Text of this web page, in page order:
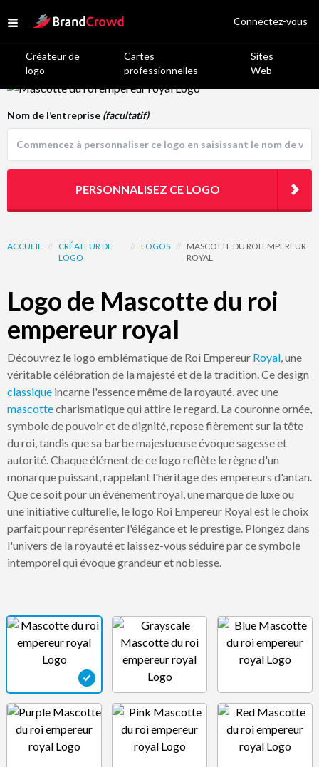
Open menu
Site Logo
Créateur de
logo
Cartes
professionnelles
Sites
Web
Connectez-vous
Logo Template Preview
ACCUEIL // CRÉATEUR DE
LOGO
// LOGOS //
MASCOTTE DU ROI EMPEREUR
ROYAL
Logo de Mascotte du roi
empereur royal
Découvrez le logo emblématique de Roi Empereur Royal, une
véritable célébration de la majesté et de la tradition. Ce design
classique incarne l'essence même de la royauté, avec une
mascottecharismatique qui attire le regard. La couronne ornée,
symbole de pouvoir et de dignité, repose fièrement sur la tête
du roi, tandis que sa barbe majestueuse évoque sagesse et
autorité. Chaque élément de ce logo reflète le règne d'un
monarque puissant, rappelant l'héritage des empereurs d'antan.
Que ce soit pour un événement royal, une marque de luxe ou
une initiative culturelle, le logo Roi Empereur Royal est le choix
parfait pour représenter l'élégance et le prestige. Plongez dans
l'univers de la royauté et laissez-vous séduire par ce symbole
intemporel qui évoque grandeur et noblesse.
Nom de l’entreprise (facultatif)
PERSONNALISEZ CE LOGO